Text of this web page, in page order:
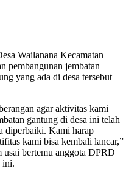
Wailanana Kecamatan
pembangunan jembatan
yang ada di desa tersebut
agar aktivitas kami
gantung di desa ini telah
diperbaiki. Kami harap
kami bisa kembali lancar,”
usai bertemu anggota DPRD
ini.